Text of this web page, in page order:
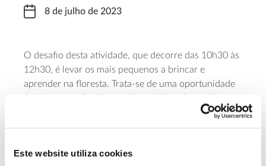
Este website utiliza cookies
8 de julho de 2023
O desafio desta atividade, que decorre das 10h30 às
12h30, é levar os mais pequenos a brincar e
aprender na floresta. Trata-se de uma oportunidade
única para as famílias partirem à descoberta da sua
natureza. Há tempo e lugar para correr, construir
abrigos ou criar obras de arte com elementos
email.